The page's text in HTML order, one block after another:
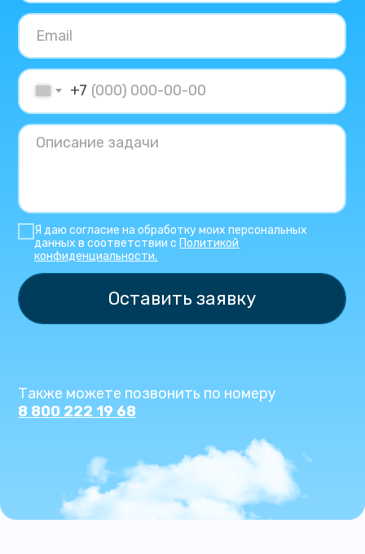
Также можете позвонить по номеру
8 800 222 19 68
+7
Я даю согласие на обработку моих персональных
данных в соответствии с Политикой
конфиденциальности.
Оставить заявку